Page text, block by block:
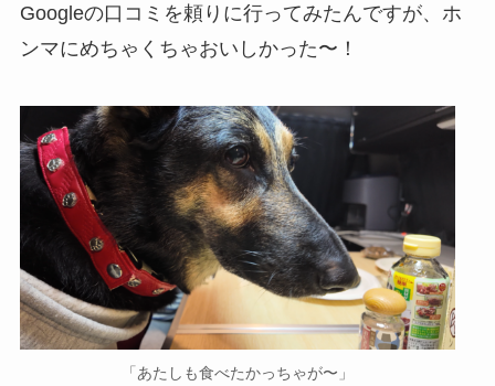
Googleの口コミを頼りに行ってみたんですが、ホ
ンマにめちゃくちゃおいしかった〜！
「あたしも食べたかっちゃが〜」